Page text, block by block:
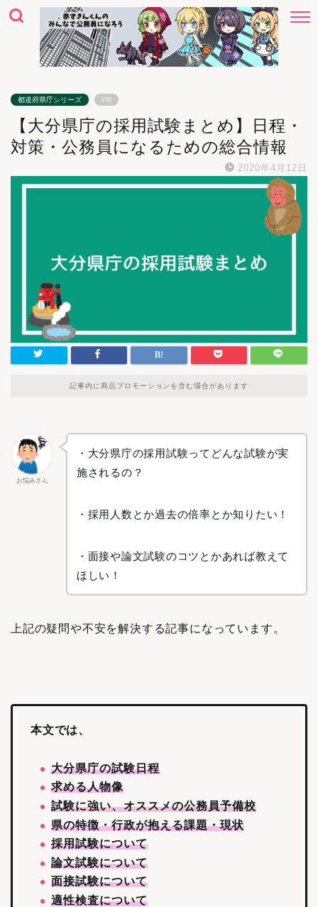
都道府県庁シリーズ PR
【大分県庁の採用試験まとめ】日程・
対策・公務員になるための総合情報
2020年4月12日
記事内に商品プロモーションを含む場合があります
お悩みさん
・大分県庁の採用試験ってどんな試験が実
施されるの？
・採用人数とか過去の倍率とか知りたい！
・面接や論文試験のコツとかあれば教えて
ほしい！
上記の疑問や不安を解決する記事になっています。
本文では、
大分県庁の試験日程
求める人物像
試験に強い、オススメの公務員予備校
県の特徴・行政が抱える課題・現状
採用試験について
論文試験について
面接試験について
適性検査について